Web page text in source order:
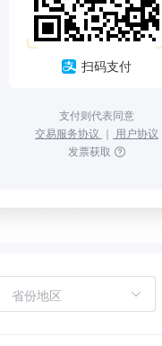
扫码支付
支付则代表同意
交易服务协议 ｜ 用户协议
发票获取
省份地区